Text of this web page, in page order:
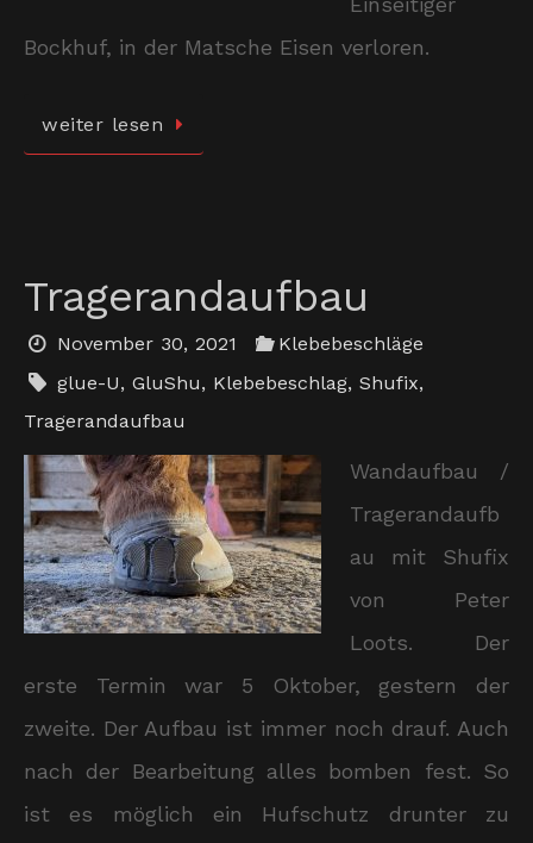
Bockhuf, in der Matsche Eisen verloren.
weiter lesen
Tragerandaufbau
November 30, 2021
Klebebeschläge
glue-U,GluShu, Klebebeschlag,Shufix,
Tragerandaufbau
Wandaufbau /
Tragerandaufb
au mit Shufix
von Peter
Loots. Der
erste Termin war 5 Oktober, gestern der
zweite. Der Aufbau ist immer noch drauf. Auch
nach der Bearbeitung alles bomben fest. So
ist es möglich ein Hufschutz drunter zu